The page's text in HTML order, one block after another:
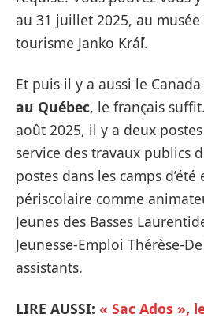
au 31 juillet 2025, au musée
tourisme Janko Kráľ.
Et puis il y a aussi le Canada
au Québec, le français
août 2025, il y a deux
service des travaux publics
postes dans les camps d’été
périscolaire comme
Jeunes des Basses
Jeunesse-Emploi Thérèse-
assistants.
LIRE AUSSI: « Sac Ados »,